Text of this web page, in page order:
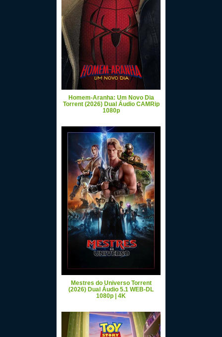
Homem-Aranha: Um Novo Dia
Torrent (2026) Dual Áudio CAMRip
1080p
Mestres do Universo Torrent
(2026) Dual Áudio 5.1 WEB-DL
1080p | 4K